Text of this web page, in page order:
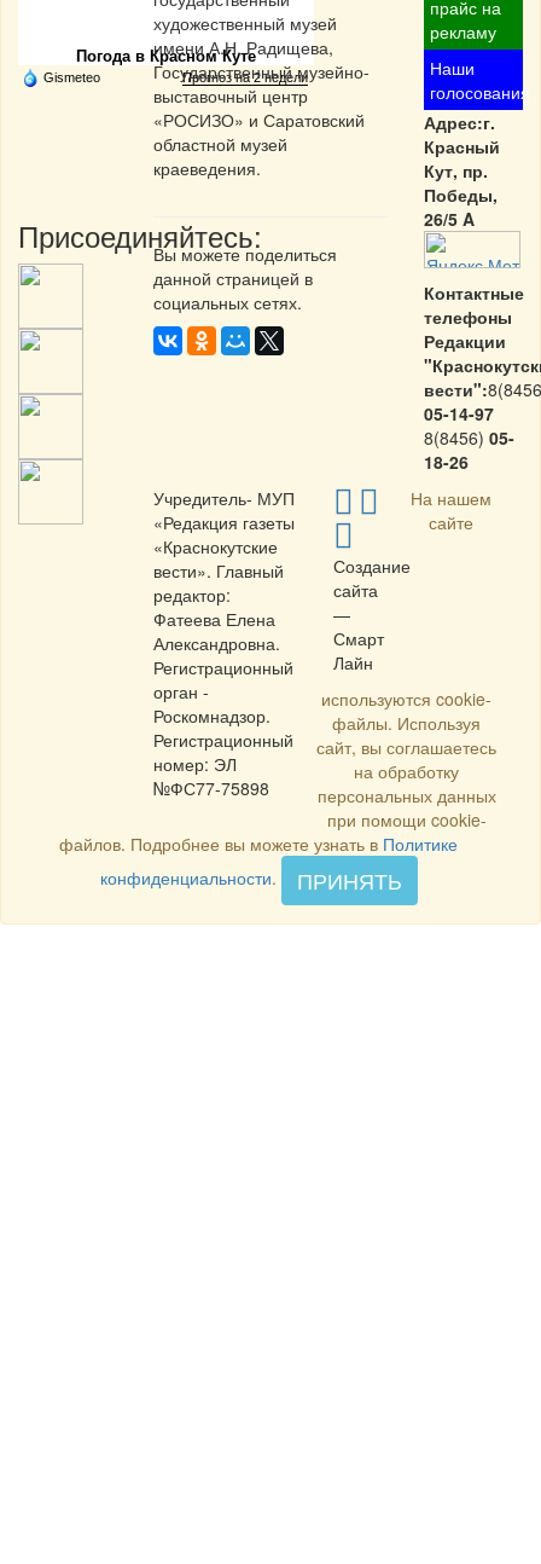
Частная реклама
Погода в Красном Куте
Gismeteo Прогноз на 2 недели
Присоединяйтесь:
художественный музей
имени А.Н. Радищева,
Государственный музейно-
выставочный центр
«РОСИЗО» и Саратовский
областной музей
краеведения.
Вы можете поделиться
данной страницей в
социальных сетях.
прайс на
рекламу
Наши
голосования
Адрес:г.
Красный
Кут, пр.
Победы,
26/5 A
Контактные
телефоны
Редакции
вести":
05-14-97
8(8456) 05-
18-26
Учредитель- МУП
«Редакция газеты
«Краснокутские
вести». Главный
редактор:
Фатеева Елена
Александровна.
Регистрационный
орган -
Роскомнадзор.
Регистрационный
номер: ЭЛ
№ФС77-75898
Создание
сайта
—
Смарт
Лайн
На нашем
сайте
используются cookie-
файлы. Используя
сайт, вы соглашаетесь
на обработку
персональных данных
при помощи cookie-
файлов. Подробнее вы можете узнать в Политике
конфиденциальности. ПРИНЯТЬ